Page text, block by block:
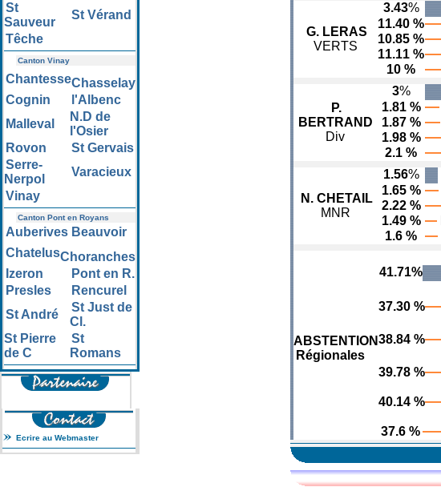
St
Sauveur
St Vérand
Têche
Canton Vinay
ChantesseChasselay
Cognin
l'Albenc
Malleval
N.D de
l'Osier
Rovon
St Gervais
Serre-
Nerpol
Varacieux
Vinay
Canton Pont en Royans
Auberives Beauvoir
ChatelusChoranches
Izeron
Pont en R.
Presles
Rencurel
St André
St Just de
Cl.
St Pierre
de C
St
Romans
Ecrire au Webmaster
G. LERAS
VERTS
3.43%
11.40 %
10.85 %
11.11 %
10 %
P.
BERTRAND
Div
3%
1.81 %
1.87 %
1.98 %
2.1 %
N. CHETAIL
MNR
1.56%
1.65 %
2.22 %
1.49 %
1.6 %
ABSTENTION
Régionales
41.71%
37.30 %
38.84 %
39.78 %
40.14 %
37.6 %